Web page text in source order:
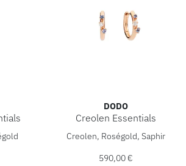
Ref: DHB4000-HOOPS-0009R,
DODO
Creolen Essentials
DoDo Creolen Essentials,
Creolen, Roségold, Saphir
590,00 €